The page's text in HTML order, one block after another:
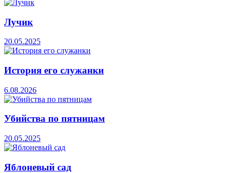
Лучик
20.05.2025
История его служанки
6.08.2026
Убийства по пятницам
20.05.2025
Яблоневый сад